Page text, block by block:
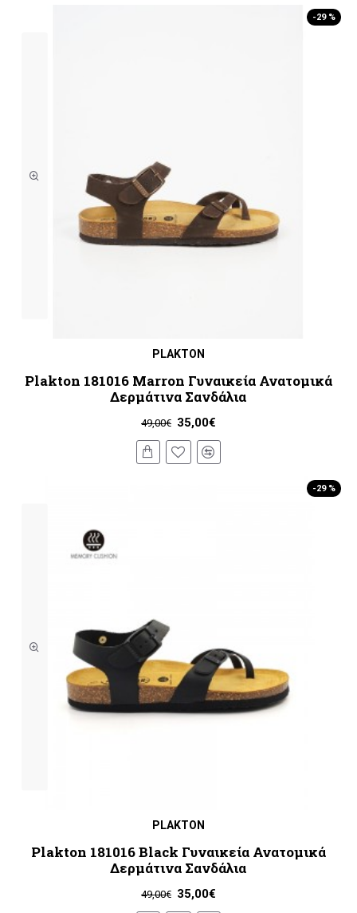
-29 %
PLAKTON
Plakton 181016 Marron Γυναικεία Ανατομικά
Δερμάτινα Σανδάλια
35,00€
49,00€
-29 %
PLAKTON
Plakton 181016 Black Γυναικεία Ανατομικά
Δερμάτινα Σανδάλια
35,00€
49,00€